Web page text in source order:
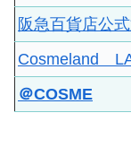
阪急百貨店公
Cosmeland
＠COSME